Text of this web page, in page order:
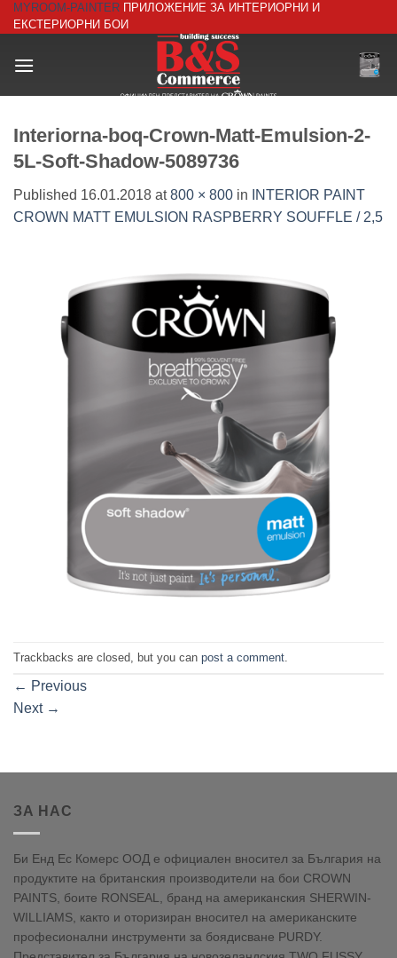
Skip
to
MYROOM-PAINTER ПРИЛОЖЕНИЕ ЗА ИНТЕРИОРНИ И
ЕКСТЕРИОРНИ БОИ
Interiorna-boq-Crown-Matt-Emulsion-2-
5L-Soft-Shadow-5089736
Published 16.01.2018 at800 × 800 in
INTERIOR PAINT
CROWN MATT EMULSION RASPBERRY SOUFFLE / 2,5
Trackbacks are closed, but you can post a comment
← Previous
Next →
ЗА НАС
Би Енд Ес Комерс ООД е официален вносител за България на
продуктите на британския производители на бои CROWN
PAINTS, боите RONSEAL, бранд на американския SHERWIN-
WILLIAMS, както и оторизиран вносител на американските
професионални инструменти за боядисване PURDY.